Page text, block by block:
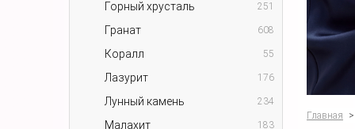
Горный хрусталь 251
Гранат 608
Коралл 55
Лазурит 176
Лунный камень 234
Малахит 183
Главная >